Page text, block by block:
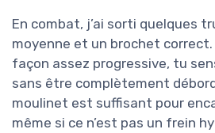
En combat, j’ai sorti quelques
moyenne et un brochet correct.
façon assez progressive, tu
sans être complètement
moulinet est suffisant pour
même si ce n’est pas un frein